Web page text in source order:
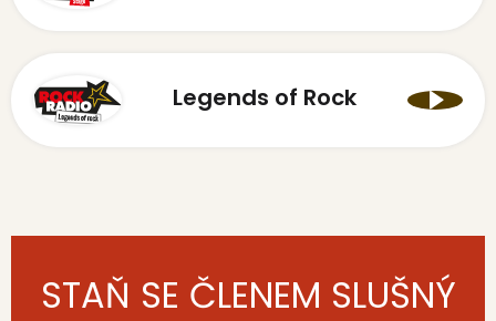
Legends of Rock
STAŇ SE ČLENEM SLUŠNÝ